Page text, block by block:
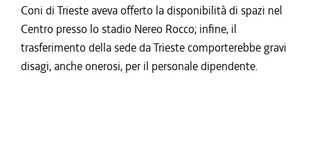
Coni di Trieste aveva offerto la disponibilità di spazi nel
Centro presso lo stadio Nereo Rocco; infine, il
trasferimento della sede da Trieste comporterebbe gravi
disagi, anche onerosi, per il personale dipendente.